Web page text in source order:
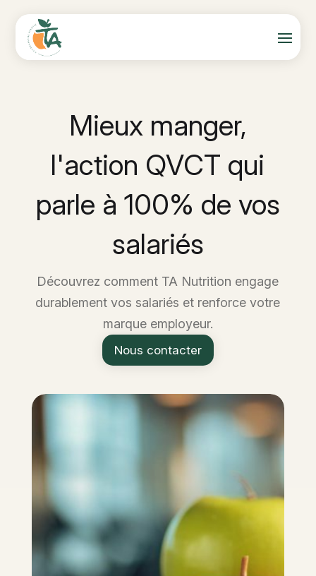
Mieux manger,
l'action QVCT qui
parle à 100% de vos
salariés
Découvrez comment TA Nutrition engage
durablement vos salariés et renforce votre
marque employeur.
Nous contacter